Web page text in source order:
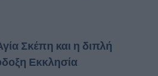
Σκέπη και η διπλή
Εκκλησία